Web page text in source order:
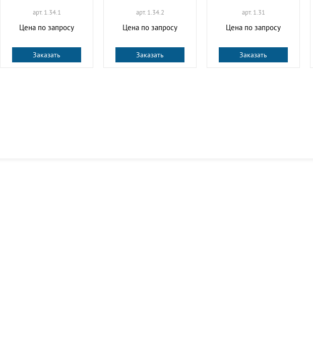
арт. 1.34.1
Цена по запросу
Заказать
арт. 1.34.2
Цена по запросу
Заказать
арт. 1.31
Цена по запросу
Заказать